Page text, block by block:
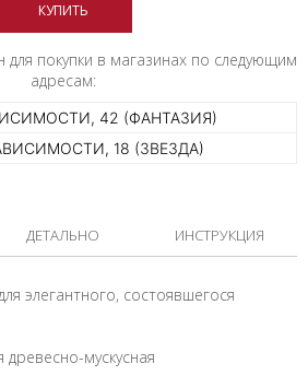
КУПИТЬ
покупки в магазинах по следующим
адресам:
42 (ФАНТАЗИЯ)
18 (ЗВЕЗДА)
ДЕТАЛЬНО ИНСТРУКЦИЯ
элегантного, состоявшегося
мускусная